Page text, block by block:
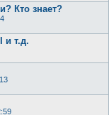
Кто знает?
и т.д.